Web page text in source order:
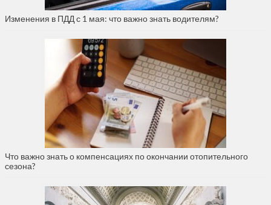
Изменения в ПДД с 1 мая: что важно знать водителям?
Что важно знать о компенсациях по окончании отопительного
сезона?